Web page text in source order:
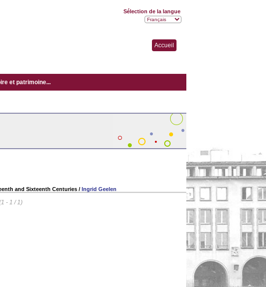
Accueil
et patrimoine...
and Sixteenth Centuries / Ingrid Geelen
- 1 / 1)
Sélection de la langue